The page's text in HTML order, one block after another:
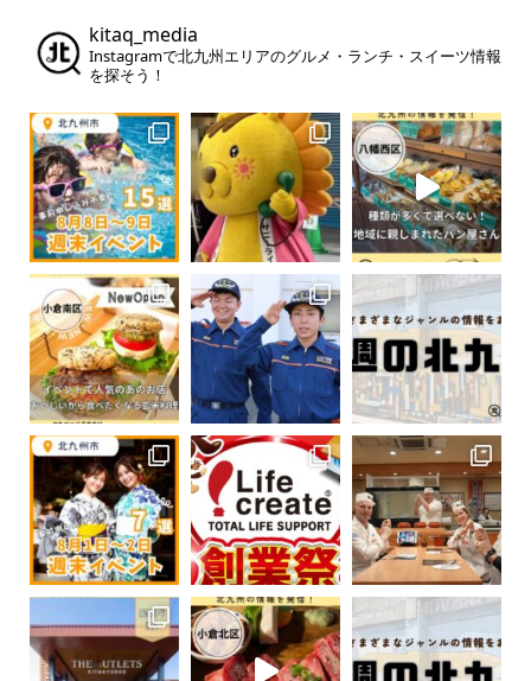
kitaq_media
Instagramで北九州エリアのグルメ・ランチ・スイーツ情報
を探そう！